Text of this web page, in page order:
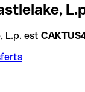
L.p. est